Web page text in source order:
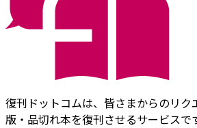
復刊ドットコムは、皆さまからのリク
版・品切れ本を復刊させるサービスで